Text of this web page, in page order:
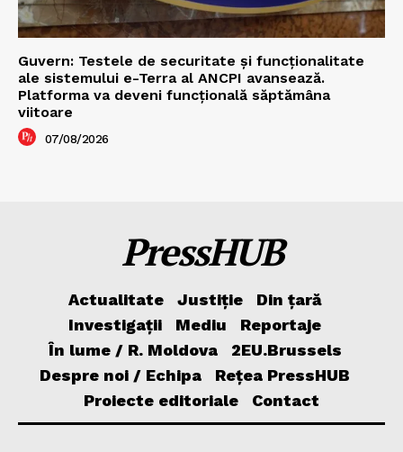
Guvern: Testele de securitate și funcționalitate
ale sistemului e-Terra al ANCPI avansează.
Platforma va deveni funcțională săptămâna
viitoare
07/08/2026
PressHUB
Actualitate Justiție
Din țară
Investigații
Mediu
Reportaje
În lume / R. Moldova
2EU.Brussels
Despre noi / Echipa
Rețea PressHUB
Proiecte editoriale
Contact